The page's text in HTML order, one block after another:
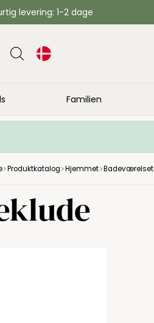
levering: 1-2 dage
Familien
Produktkatalog Hjemmet Badeværelset